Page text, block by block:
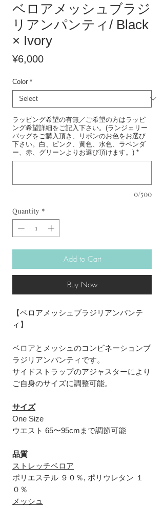
ベロアメッシュブラジ
リアンパンティ/ Black
× Ivory
¥6,000Price
Color *
ラッピング希望の有無／ご希望の方はラッピ
ング希望詳細をご記入下さい。(ランジェリー
バッグをご購入頂き、リボンのお色をお選び
下さい。白、ピンク、黄色、水色、ラベンダ
ー、赤、グリーンよりお選び頂けます。) *
0/500
Quantity *
Add to Cart
Buy Now
【ベロアメッシュブラジリアンパンテ
ィ】
ベロアとメッシュのコンビネーションブ
ラジリアンパンティです。
サイドストラップのアジャスターにより
ご自身のサイズに調整可能。
サイズ
One Size
ウエスト 65〜95cmまで調節可能
品質
ストレッチベロア
ポリエステル ９０％, ポリウレタン １
０％
メッシュ